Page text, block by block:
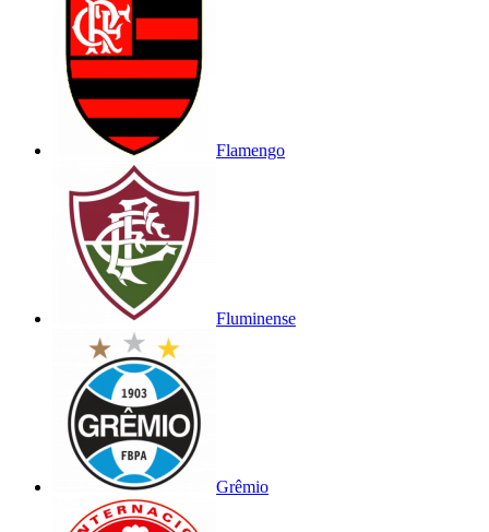
Flamengo
Fluminense
Grêmio